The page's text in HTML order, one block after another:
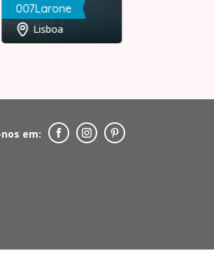
007Larone
Lisboa
em: